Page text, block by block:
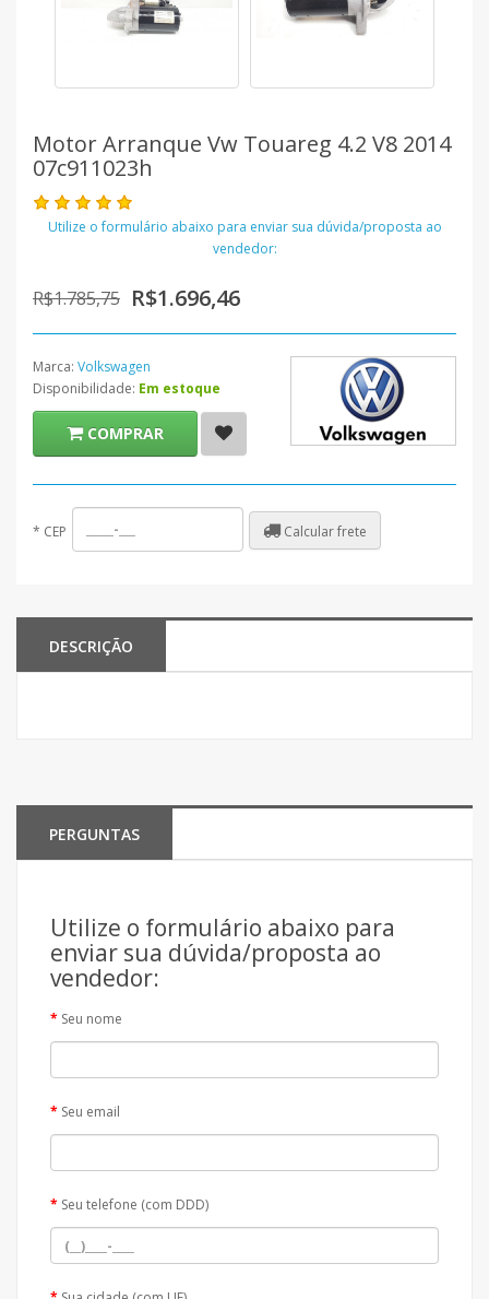
Motor Arranque Vw Touareg 4.2 V8 2014
07c911023h
Utilize o formulário abaixo para enviar sua dúvida/proposta ao
vendedor:
R$1.785,75 R$1.696,46
Marca: Volkswagen
Disponibilidade: Em estoque
COMPRAR
* CEP Calcular frete
DESCRIÇÃO
PERGUNTAS
Utilize o formulário abaixo para
enviar sua dúvida/proposta ao
vendedor:
Seu nome
Seu email
Seu telefone (com DDD)